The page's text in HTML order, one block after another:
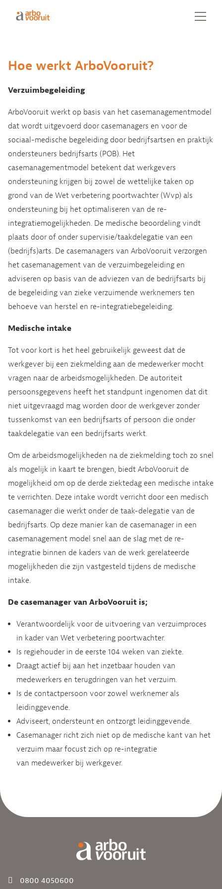
Hoe werkt ArboVooruit?
Verzuimbegeleiding
ArboVooruit werkt op basis van het casemanagementmodel
dat wordt uitgevoerd door casemanagers en voor de
sociaal-medische begeleiding door bedrijfsartsen en praktijk
ondersteuners bedrijfsarts (POB). Het
casemanagementmodel betekent dat werkgevers
ondersteuning krijgen bij zowel de wettelijke taken op
grond van de Wet verbetering poortwachter (Wvp) als
ondersteuning bij het optimaliseren van de re-
integratiemogelijkheden. De medische beoordeling vindt
plaats door of onder supervisie/taakdelegatie van een
(bedrijfs)arts. De casemanagers van ArboVooruit verzorgen
het casemanagement van de verzuimbegeleiding en
adviseren op basis van de adviezen van de bedrijfsarts bij
de begeleiding van zieke verzuimende werknemers ten
behoeve van herstel en re-integratiebegeleiding.
Medische intake
Tot voor kort is het heel gebruikelijk geweest dat de
werkgever bij een ziekmelding aan de medewerker mocht
vragen naar de arbeidsmogelijkheden. De autoriteit
persoonsgegevens heeft het standpunt ingenomen dat dit
niet uitgevraagd mag worden door de werkgever zonder
tussenkomst van een bedrijfsarts of persoon die onder
taakdelegatie van een bedrijfsarts werkt.
Om de arbeidsmogelijkheden na de ziekmelding toch zo snel
als mogelijk in kaart te brengen, biedt ArboVooruit de
mogelijkheid om op de derde ziektedag een medische intake
te verrichten. Deze intake wordt verricht door een medisch
casemanager die werkt onder de taak-delegatie van de
bedrijfsarts. Op deze manier kan de casemanager in een
casemanagement model snel aan de slag met de re-
integratie binnen de kaders van de werk gerelateerde
mogelijkheden die zijn vastgesteld tijdens de medische
intake.
De casemanager van ArboVooruit is;
Verantwoordelijk voor de uitvoering van verzuimproces
in kader van Wet verbetering poortwachter. ​
Is regiehouder in de eerste 104 weken van ziekte. ​
Draagt actief bij aan het inzetbaar houden van
medewerkers en terugdringen van het verzuim​.
Is de contactpersoon voor zowel werknemer als
leidinggevende.
Adviseert, ondersteunt en ontzorgt leidinggevende. ​
Casemanager richt zich niet op de medische kant van het
verzuim maar focust zich op re-integratie
van medewerker bij werkgever.
0800 4050600